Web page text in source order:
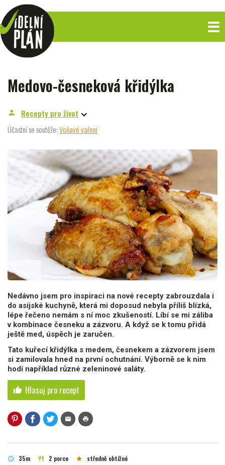
Medovo-česneková křidýlka
person
Recepty pro život
Účastní se soutěže:Voňavé vaření
Nedávno jsem pro inspiraci na nové recepty zabrouzdala i
do asijské kuchyně, která mi doposud nebyla příliš blízká,
lépe řečeno nemám s ní moc zkušeností. Líbí se mi záliba
v kombinace česneku a zázvoru. A když se k tomu přidá
ještě med, úspěch je zaručen.
Tato kuřecí křidýlka s medem, česnekem a zázvorem jsem
si zamilovala hned na první ochutnání. Výborně se k nim
hodí například různé zeleninové saláty.
thumb_up Hlasuj pro recept
mail print
schedule 35m restaurant 2 porce star středně obtížné